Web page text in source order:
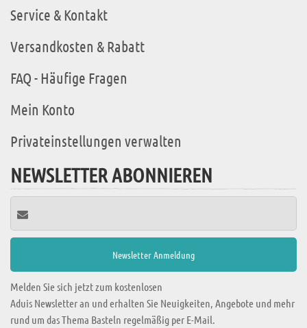
Service & Kontakt
Versandkosten & Rabatt
FAQ - Häufige Fragen
Mein Konto
Privateinstellungen verwalten
NEWSLETTER ABONNIEREN
Melden Sie sich jetzt zum kostenlosen
Aduis Newsletter an und erhalten Sie Neuigkeiten, Angebote und mehr
rund um das Thema Basteln regelmäßig per E-Mail.